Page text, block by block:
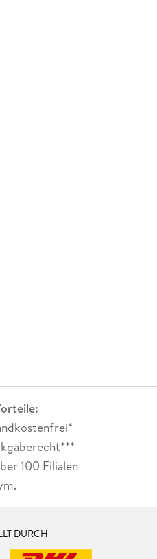
100 Filialen
DURCH